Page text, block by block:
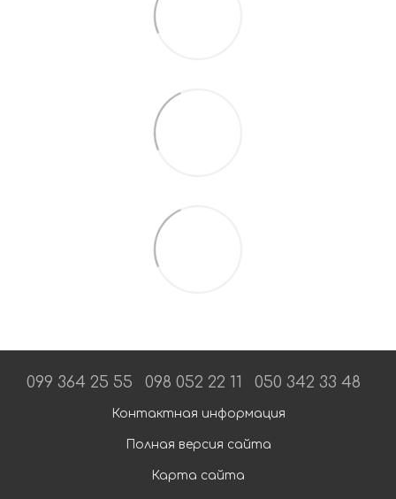
099 364 25 55 098 052 22 11 050 342 33 48
Контактная информация
Полная версия сайта
Карта сайта